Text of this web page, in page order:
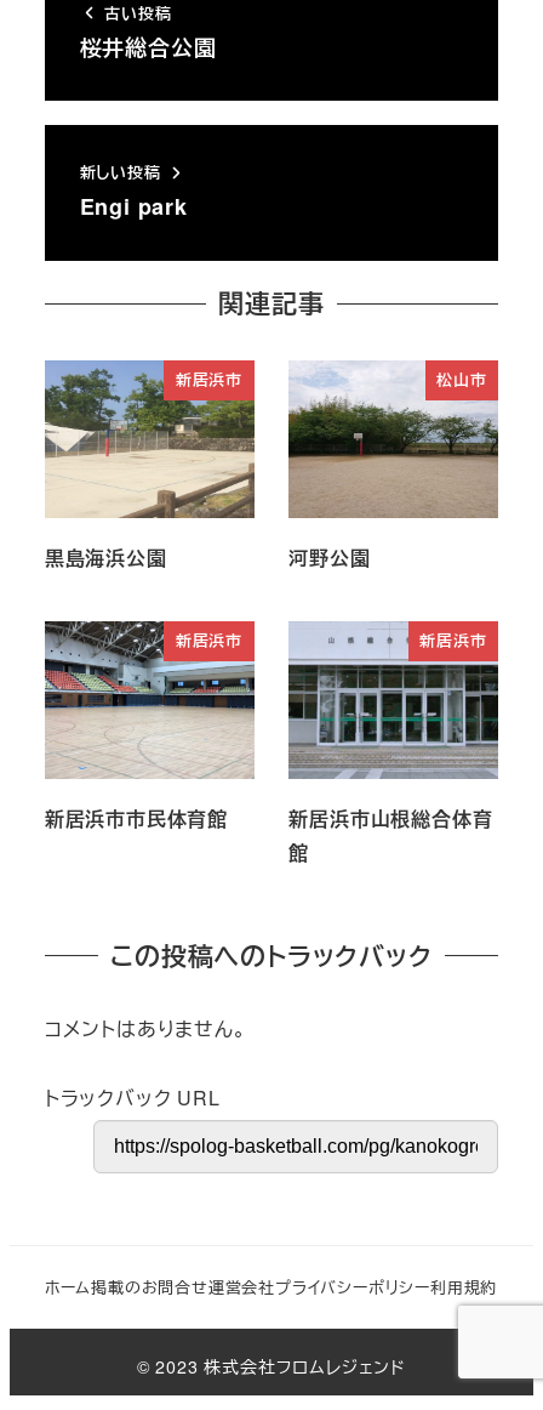
古い投稿
桜井総合公園
新しい投稿
Engi park
関連記事
新居浜市
黒島海浜公園
松山市
河野公園
新居浜市
新居浜市市民体育館
新居浜市
新居浜市山根総合体育
館
この投稿へのトラックバック
コメントはありません。
トラックバック URL
ホーム掲載のお問合せ運営会社プライバシーポリシー利用規約
© 2023 株式会社フロムレジェンド